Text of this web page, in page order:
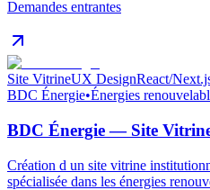
Demandes entrantes
Site VitrineUX DesignReact/
BDC Énergie•Énergies
BDC Énergie — Site
Création d un site vitrine
spécialisée dans les énergies